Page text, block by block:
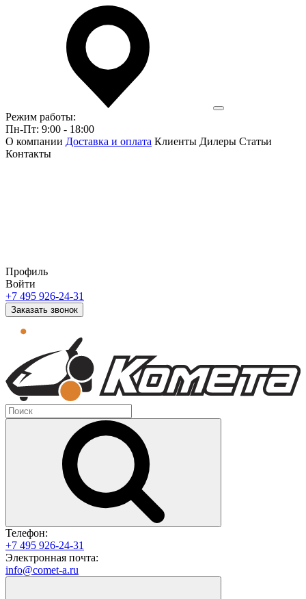
Режим работы:
Пн-Пт: 9:00 - 18:00
О компании Доставка и оплата Клиенты Дилеры Статьи
Контакты
Профиль
Войти
+7 495 926-24-31
Заказать звонок
Телефон:
+7 495 926-24-31
Электронная почта:
info@comet-a.ru